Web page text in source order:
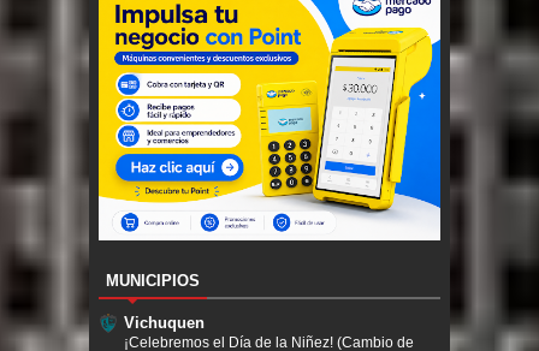
MUNICIPIOS
Vichuquen
¡Celebremos el Día de la Niñez! (Cambio de